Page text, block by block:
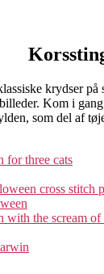
krydser på
Kom i
som del af